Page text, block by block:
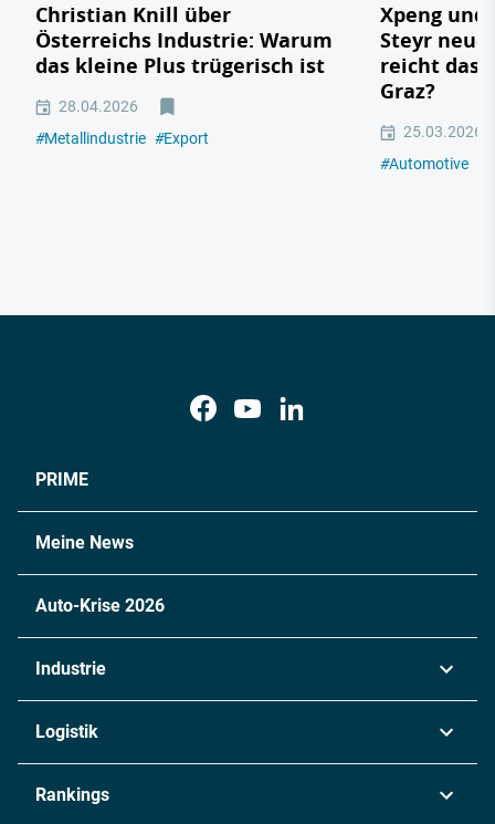
Christian Knill über
Österreichs Industrie: Warum
das kleine Plus trügerisch ist
28.04.2026
#Metallindustrie #Export
Xpeng und
Steyr neue
reicht das
Graz?
25.03.2026
#Automotive
PRIME
Meine News
Auto-Krise 2026
Industrie
Chemie
Logistik
Rankings